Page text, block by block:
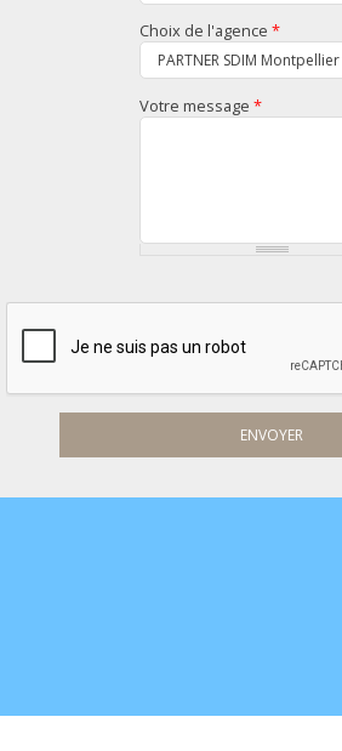
Choix de l'agence *
Votre message *